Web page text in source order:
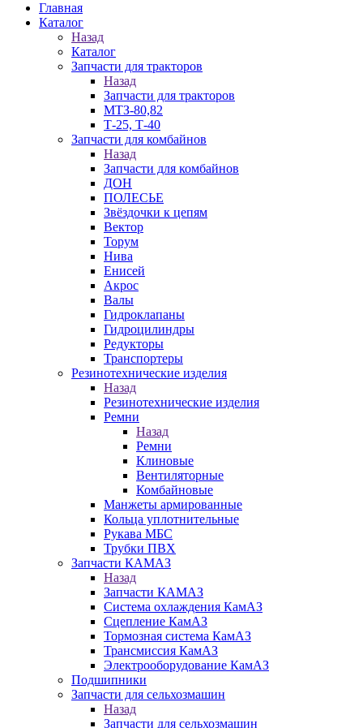
Главная
Каталог
Назад
Каталог
Запчасти для тракторов
Назад
Запчасти для тракторов
МТЗ-80,82
Т-25, Т-40
Запчасти для комбайнов
Назад
Запчасти для комбайнов
ДОН
ПОЛЕСЬЕ
Звёздочки к цепям
Вектор
Торум
Нива
Енисей
Акрос
Валы
Гидроклапаны
Гидроцилиндры
Редукторы
Транспортеры
Резинотехнические изделия
Назад
Резинотехнические изделия
Ремни
Назад
Ремни
Клиновые
Вентиляторные
Комбайновые
Манжеты армированные
Кольца уплотнительные
Рукава МБС
Трубки ПВХ
Запчасти КАМАЗ
Назад
Запчасти КАМАЗ
Система охлаждения КамАЗ
Сцепление КамАЗ
Тормозная система КамАЗ
Трансмиссия КамАЗ
Электрооборудование КамАЗ
Подшипники
Запчасти для сельхозмашин
Назад
Запчасти для сельхозмашин